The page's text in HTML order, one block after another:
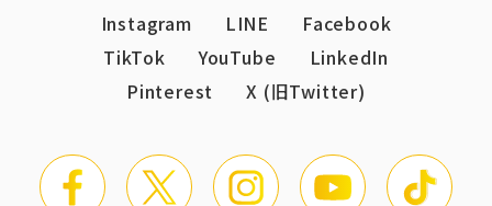
Instagram LINE
Facebook
TikTok
YouTube
LinkedIn
Pinterest
X (旧Twitter)